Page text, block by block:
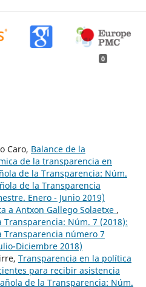
0
Caro, Balance de la
de la transparencia en
de la Transparencia: Núm.
de la Transparencia
Enero - Junio 2019)
a Antxon Gallego Solaetxe ,
Transparencia: Núm. 7 (2018):
Transparencia número 7
Diciembre 2018)
Transparencia en la política
para recibir asistencia
de la Transparencia: Núm.